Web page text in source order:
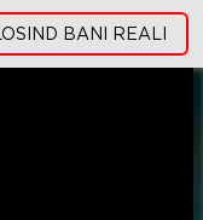
BANI REALI